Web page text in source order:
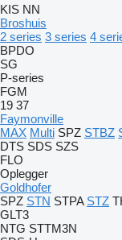
KIS NN
Broshuis
2 series 3 series 4
BPDO
SG
P-series
FGM
19 37
Faymonville
MAX Multi SPZ STBZ
DTS SDS SZS
FLO
Oplegger
Goldhofer
SPZ STN STPA STZ
GLT3
NTG STTM3N